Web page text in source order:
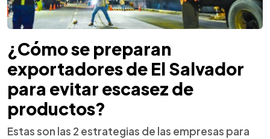
¿Cómo se preparan
exportadores de El Salvador
para evitar escasez de
productos?
Estas son las 2 estrategias de las empresas para